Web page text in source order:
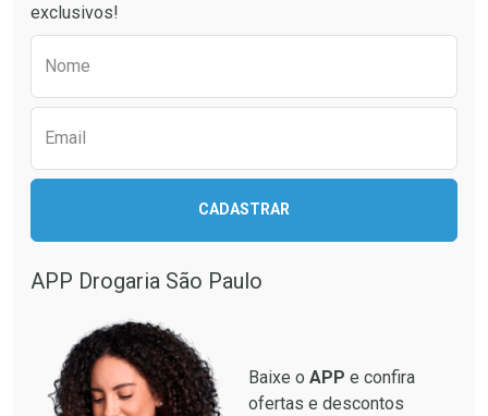
exclusivos!
Nome
Email
CADASTRAR
APP Drogaria São Paulo
Baixe o APP e confira
ofertas e descontos